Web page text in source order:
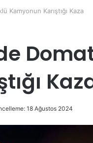
Kamyonun Karıştığı Kaza
18 Ağustos 2024